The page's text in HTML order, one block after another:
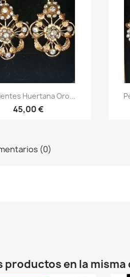
Vista rápida
Huertana Oro...
45,00 €
(0)
productos en la